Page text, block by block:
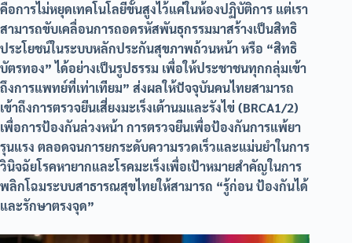
คือการไม่หยุดเทคโนโลยีขั้นสูงไว้แค่ในห้องปฏิบัติการ แต่เรา
สามารถขับเคลื่อนการถอดรหัสพันธุกรรมมาสร้างเป็นสิทธิ
ประโยชน์ในระบบหลักประกันสุขภาพถ้วนหน้า หรือ “สิทธิ
บัตรทอง” ได้อย่างเป็นรูปธรรม เพื่อให้ประชาชนทุกกลุ่มเข้า
ถึงการแพทย์ที่เท่าเทียม” ส่งผลให้ปัจจุบันคนไทยสามารถ
เข้าถึงการตรวจยีนเสี่ยงมะเร็งเต้านมและรังไข่ (BRCA1/2)
เพื่อการป้องกันล่วงหน้า การตรวจยีนเพื่อป้องกันการแพ้ยา
รุนแรง ตลอดจนการยกระดับความรวดเร็วและแม่นยำในการ
วินิจฉัยโรคหายากและโรคมะเร็งเพื่อเป้าหมายสำคัญในการ
พลิกโฉมระบบสาธารณสุขไทยให้สามารถ “รู้ก่อน ป้องกันได้
และรักษาตรงจุด”